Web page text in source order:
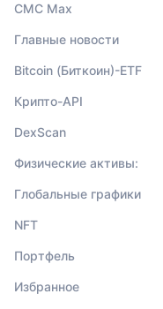
CMC Max
Главные новости
Bitcoin (Биткоин)-ETF
Крипто-API
DexScan
Физические активы:
Глобальные графики
NFT
Портфель
Избранное